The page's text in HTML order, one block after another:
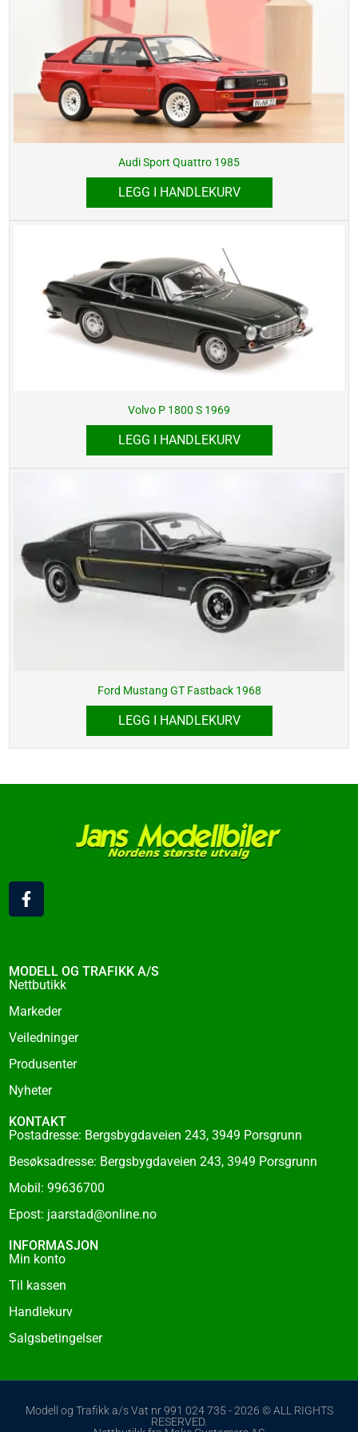
Audi Sport Quattro 1985
LEGG I HANDLEKURV
Volvo P 1800 S 1969
LEGG I HANDLEKURV
Ford Mustang GT Fastback 1968
LEGG I HANDLEKURV
F
a
c
o
o
-
f
MODELL OG TRAFIKK A/S
Nettbutikk
Markeder
Veiledninger
Produsenter
Nyheter
KONTAKT
Postadresse: Bergsbygdaveien 243, 3949 Porsgrunn
Besøksadresse: Bergsbygdaveien 243, 3949 Porsgrunn
Mobil: 99636700
Epost: jaarstad@online.no
INFORMASJON
Min konto
Til kassen
Handlekurv
Salgsbetingelser
Modell og Trafikk a/s Vat nr 991 024 735 - 2026 © ALL RIGHTS
RESERVED.